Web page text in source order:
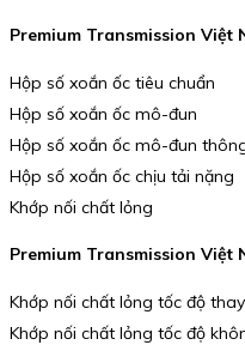
Premium Transmission Việt
Hộp số xoắn ốc tiêu chuẩn
Hộp số xoắn ốc mô-đun
Hộp số xoắn ốc mô-đun
Hộp số xoắn ốc chịu tải nặng
Khớp nối chất lỏng
Premium Transmission Việt
Khớp nối chất lỏng tốc độ
Khớp nối chất lỏng tốc độ